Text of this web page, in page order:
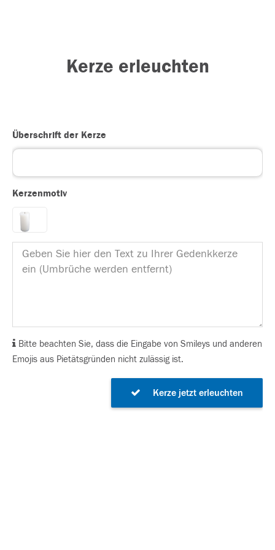
Kerze erleuchten
Überschrift der Kerze
Kerzenmotiv
Bitte beachten Sie, dass die Eingabe von Smileys und anderen
Emojis aus Pietätsgründen nicht zulässig ist.
Kerze jetzt erleuchten